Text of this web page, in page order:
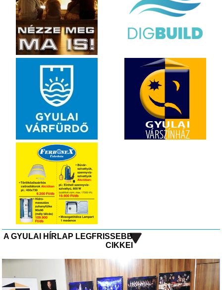
A GYULAI HÍRLAP LEGFRISSEBB
CIKKEI